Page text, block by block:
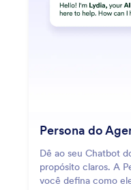
Persona do
Dê ao seu Chatbot
propósito claros. A
você defina como